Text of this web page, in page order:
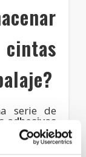
serie de
adhesivas
mantener
útil con el